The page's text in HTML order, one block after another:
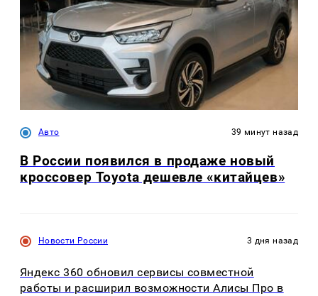
Авто 39 минут назад
В России появился в продаже новый
кроссовер Toyota дешевле «китайцев»
Новости России 3 дня назад
Яндекс 360 обновил сервисы совместной
работы и расширил возможности Алисы Про в